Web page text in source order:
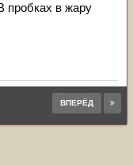
пробках в жару
ВПЕРЁД